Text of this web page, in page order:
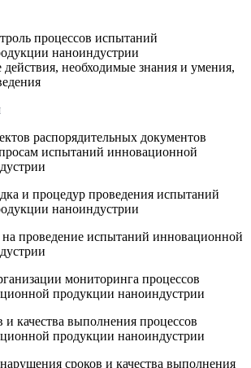
процессов испытаний
наноиндустрии
действия, необходимые знания и умения,
распорядительных документов
испытаний инновационной
и процедур проведения испытаний
наноиндустрии
проведение испытаний инновационной
мониторинга процессов
продукции наноиндустрии
и качества выполнения процессов
продукции наноиндустрии
сроков и качества выполнения